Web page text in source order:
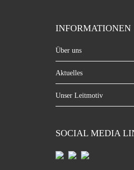
INFORMATIONEN
Über uns
Aktuelles
Unser Leitmotiv
SOCIAL MEDIA